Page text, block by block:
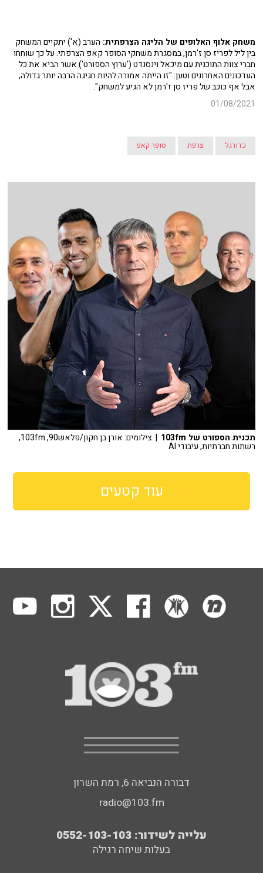
משחק אלוף האלופים של הליגה הצרפתית: הערב (א') יתקיים המשחק
בין ליל לפריז סן ז'רמן, במסגרת משחקי הסופר קאפ הצרפתי. על כך שוחחו
חברי צוות התוכנית עם מיכאל וינסנדט ('ערוץ הספורט') אשר הביא את כל
העדכונים האחרונים וטען: "זו הייתה אמורה להיות חגיגה הרבה יותר גדולה,
אבל אף כוכב שלפריז סן ז'רמןלא הגיע למשחק".
01/08/2021
כדורגל צרפת סופר קאפ
תכנית הספורט של 103fm | צילומים: אורן בן חקון/פלאש90, 103fm,
רשתות חברתיות, עיבודי AI
עוד קטעים
דבורה הנביאה 6, רמת השרון
radio@103.fm
עלייה לשידור: 0552-103-103
בעלות שיחה רגילה